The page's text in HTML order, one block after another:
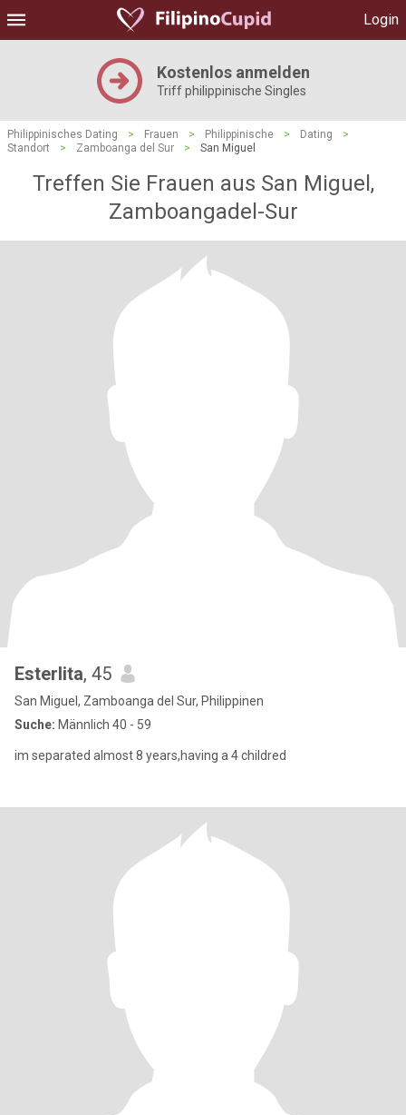
Login
Kostenlos anmelden
Triff philippinische Singles
Philippinisches Dating > Frauen > Philippinische > Dating
>
Standort
> Zamboanga del Sur > San Miguel
Treffen Sie Frauen aus San Miguel,
Zamboangadel-Sur
Esterlita, 45
San Miguel, Zamboanga del Sur, Philippinen
Suche: Männlich 40 - 59
im separated almost 8 years,having a 4 childred